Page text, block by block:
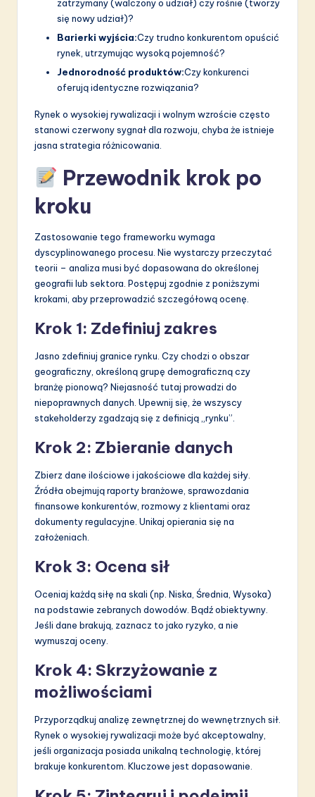
zatrzymany (walczony o udział) czy rośnie (tworzy
się nowy udział)?
Barierki wyjścia:Czy trudno konkurentom opuścić
rynek, utrzymując wysoką pojemność?
Jednorodność produktów:Czy konkurenci
oferują identyczne rozwiązania?
Rynek o wysokiej rywalizacji i wolnym wzroście często
stanowi czerwony sygnał dla rozwoju, chyba że istnieje
jasna strategia różnicowania.
Przewodnik krok po
kroku
Zastosowanie tego frameworku wymaga
dyscyplinowanego procesu. Nie wystarczy przeczytać
teorii – analiza musi być dopasowana do określonej
geografii lub sektora. Postępuj zgodnie z poniższymi
krokami, aby przeprowadzić szczegółową ocenę.
Krok 1: Zdefiniuj zakres
Jasno zdefiniuj granice rynku. Czy chodzi o obszar
geograficzny, określoną grupę demograficzną czy
branżę pionową? Niejasność tutaj prowadzi do
niepoprawnych danych. Upewnij się, że wszyscy
stakeholderzy zgadzają się z definicją „rynku”.
Krok 2: Zbieranie danych
Zbierz dane ilościowe i jakościowe dla każdej siły.
Źródła obejmują raporty branżowe, sprawozdania
finansowe konkurentów, rozmowy z klientami oraz
dokumenty regulacyjne. Unikaj opierania się na
założeniach.
Krok 3: Ocena sił
Oceniaj każdą siłę na skali (np. Niska, Średnia, Wysoka)
na podstawie zebranych dowodów. Bądź obiektywny.
Jeśli dane brakują, zaznacz to jako ryzyko, a nie
wymuszaj oceny.
Krok 4: Skrzyżowanie z
możliwościami
Przyporządkuj analizę zewnętrznej do wewnętrznych sił.
Rynek o wysokiej rywalizacji może być akceptowalny,
jeśli organizacja posiada unikalną technologię, której
brakuje konkurentom. Kluczowe jest dopasowanie.